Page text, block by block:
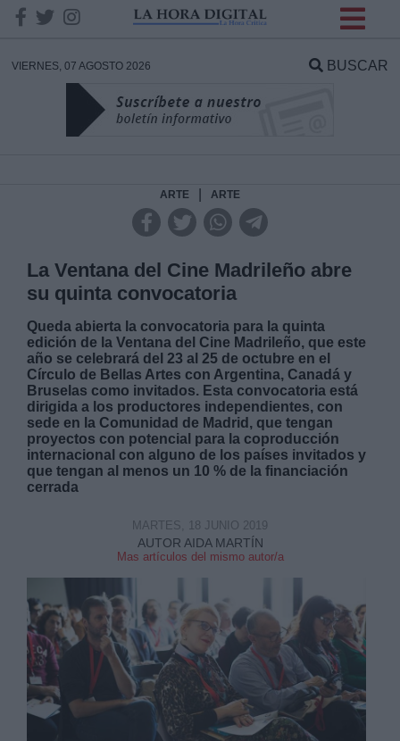
VIERNES, 07 AGOSTO 2026 BUSCAR
ARTE ARTE
La Ventana del Cine Madrileño abre
su quinta convocatoria
Queda abierta la convocatoria para la quinta
edición de la Ventana del Cine Madrileño, que este
año se celebrará del 23 al 25 de octubre en el
Círculo de Bellas Artes con Argentina, Canadá y
Bruselas como invitados. Esta convocatoria está
dirigida a los productores independientes, con
sede en la Comunidad de Madrid, que tengan
proyectos con potencial para la coproducción
internacional con alguno de los países invitados y
que tengan al menos un 10 % de la financiación
cerrada
AUTOR AIDA MARTÍN
Mas artículos del mismo autor/a
MARTES, 18 JUNIO 2019
DATOS
Responsable:
Legitimación:
Destinatarios:
Información adicional
link